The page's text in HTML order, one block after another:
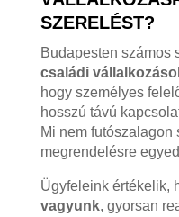
SZERELÉST?
Budapesten számos
családi
hogy személyes
hosszú távú
Mi nem futószalagon
megrendelésre
Ügyfeleink értékelik,
vagyunk, gyorsan